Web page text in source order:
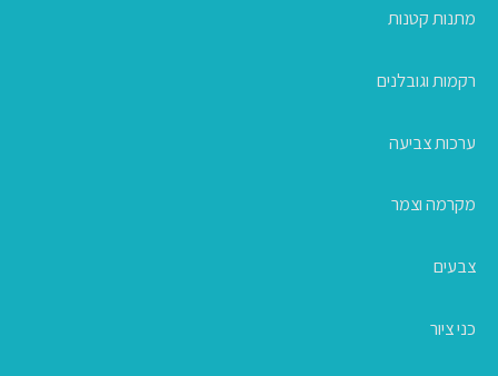
מתנות קטנות
רקמות וגובלנים
ערכות צביעה
מקרמה וצמר
צבעים
כני ציור